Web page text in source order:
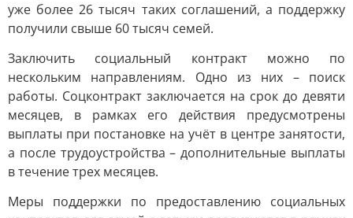
уже более 26 тысяч таких соглашений, а поддержку
получили свыше 60 тысяч семей.
Заключить социальный контракт можно по
нескольким направлениям. Одно из них – поиск
работы. Соцконтракт заключается на срок до девяти
месяцев, в рамках его действия предусмотрены
выплаты при постановке на учёт в центре занятости,
а после трудоустройства – дополнительные выплаты
в течение трех месяцев.
Меры поддержки по предоставлению социальных